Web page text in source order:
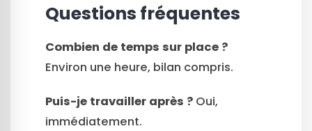
Questions fréquentes
Combien de temps sur place ?
Environ une heure, bilan compris.
Puis-je travailler après ? Oui,
immédiatement.